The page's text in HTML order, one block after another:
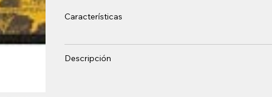
Características
Descripción